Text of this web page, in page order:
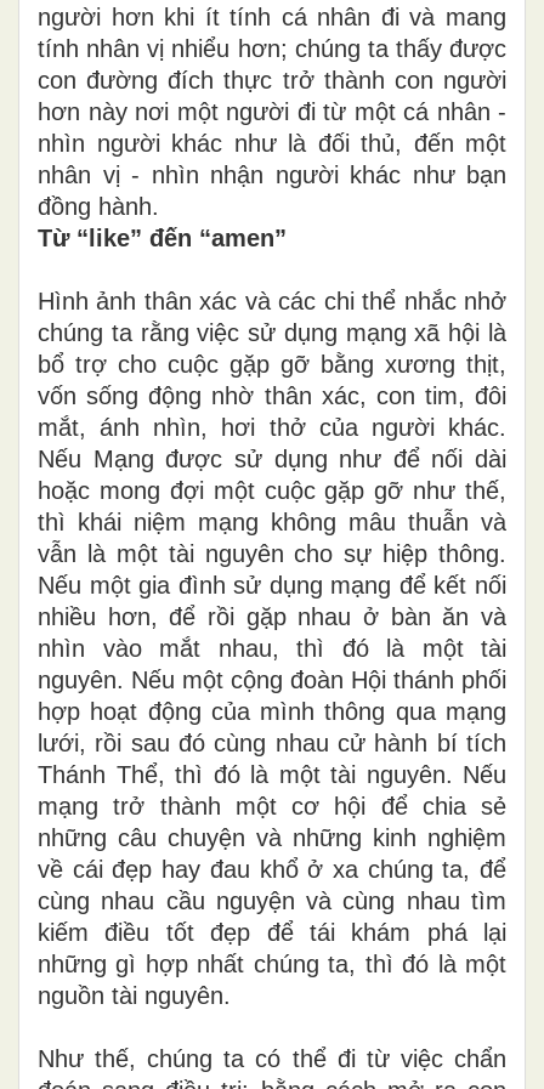
người hơn khi ít tính cá nhân đi và mang
tính nhân vị nhiểu hơn; chúng ta thấy được
con đường đích thực trở thành con người
hơn này nơi một người đi từ một cá nhân -
nhìn người khác như là đối thủ, đến một
nhân vị - nhìn nhận người khác như bạn
đồng hành.
Từ “like” đến “amen”
Hình ảnh thân xác và các chi thể nhắc nhở
chúng ta rằng việc sử dụng mạng xã hội là
bổ trợ cho cuộc gặp gỡ bằng xương thịt,
vốn sống động nhờ thân xác, con tim, đôi
mắt, ánh nhìn, hơi thở của người khác.
Nếu Mạng được sử dụng như để nối dài
hoặc mong đợi một cuộc gặp gỡ như thế,
thì khái niệm mạng không mâu thuẫn và
vẫn là một tài nguyên cho sự hiệp thông.
Nếu một gia đình sử dụng mạng để kết nối
nhiều hơn, để rồi gặp nhau ở bàn ăn và
nhìn vào mắt nhau, thì đó là một tài
nguyên. Nếu một cộng đoàn Hội thánh phối
hợp hoạt động của mình thông qua mạng
lưới, rồi sau đó cùng nhau cử hành bí tích
Thánh Thể, thì đó là một tài nguyên. Nếu
mạng trở thành một cơ hội để chia sẻ
những câu chuyện và những kinh nghiệm
về cái đẹp hay đau khổ ở xa chúng ta, để
cùng nhau cầu nguyện và cùng nhau tìm
kiếm điều tốt đẹp để tái khám phá lại
những gì hợp nhất chúng ta, thì đó là một
nguồn tài nguyên.
Như thế, chúng ta có thể đi từ việc chẩn